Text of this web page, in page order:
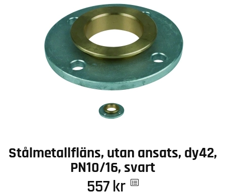
Stålmetallfläns, utan ansats, dy42,
PN10/16, svart
557 kr